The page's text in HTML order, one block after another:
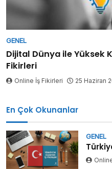
GENEL
Dijital Dünya ile Yüksek
Fikirleri
Online İş Fikirleri 25 Haziran
En Çok Okunanlar
GENEL